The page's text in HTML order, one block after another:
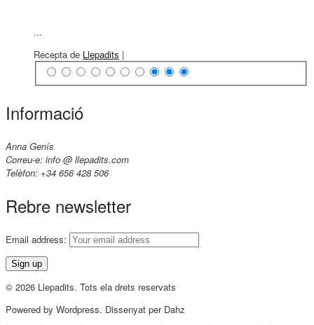
...
Recepta de Llepadits |
Informació
Anna Genís
Correu-e: info @ llepadits.com
Telèfon: +34 656 428 506
Rebre newsletter
Email address:
© 2026 Llepadits. Tots ela drets reservats
Powered by Wordpress. Dissenyat per Dahz